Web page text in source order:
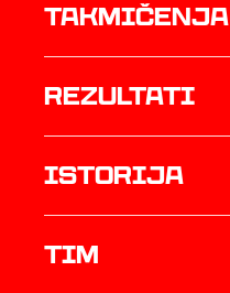
Takmičenja
rezultati
istorija
TIM